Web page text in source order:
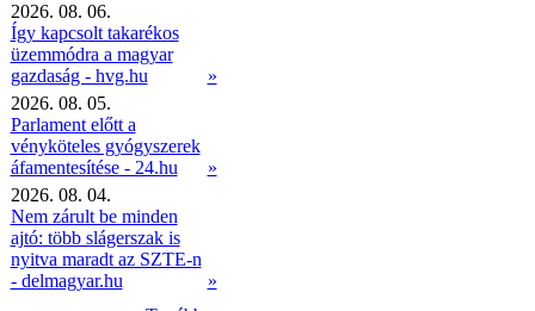
2026. 08. 06.
Így kapcsolt takarékos
üzemmódra a magyar
gazdaság - hvg.hu
»
2026. 08. 05.
Parlament előtt a
vényköteles gyógyszerek
áfamentesítése - 24.hu
»
2026. 08. 04.
Nem zárult be minden
ajtó: több slágerszak is
nyitva maradt az SZTE-n
- delmagyar.hu
»